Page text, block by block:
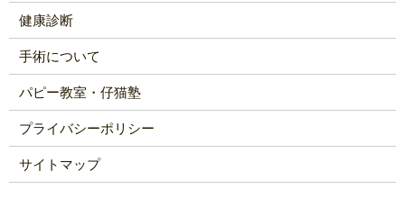
健康診断
手術について
パピー教室・仔猫塾
プライバシーポリシー
サイトマップ